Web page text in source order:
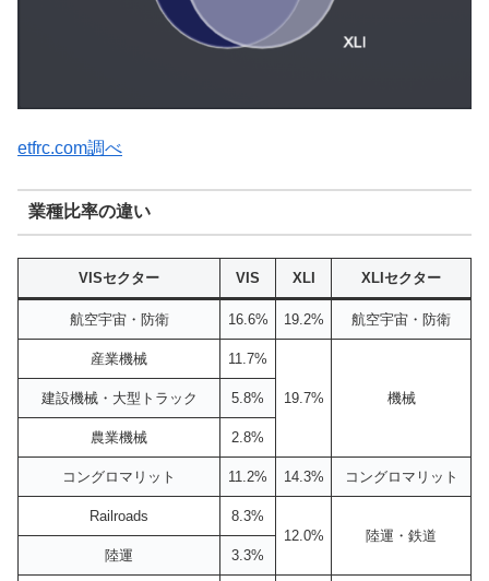
etfrc.com調べ
業種比率の違い
VISセクター VIS XLI XLIセクター
航空宇宙・防衛 16.6% 19.2% 航空宇宙・防衛
産業機械 11.7%
19.7% 機械
建設機械・大型トラック 5.8%
農業機械 2.8%
コングロマリット 11.2% 14.3% コングロマリット
Railroads
8.3%
12.0%
陸運・鉄道
陸運
3.3%